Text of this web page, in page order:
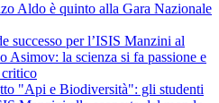
Aldo è quinto alla Gara Nazionale
successo per l’ISIS Manzini al
Asimov: la scienza si fa passione e
critico
"Api e Biodiversità": gli studenti